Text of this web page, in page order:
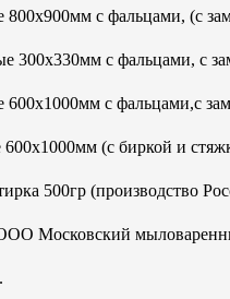
с фальцами, (с
300х330мм с фальцами,
600х1000мм с фальцами,с
(с биркой и
500гр (производство
Московский